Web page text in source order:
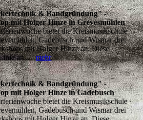
& Bandgründung" -
mit Holger Hinze in Grevesmühlen
bietet die Kreismusikschule
Gadebusch und Wismar drei
mit Holger Hinze an. Diese
Linie an...mehr
& Bandgründung" -
mit Holger Hinze in Gadebusch
bietet die Kreismusikschule
Gadebusch und Wismar drei